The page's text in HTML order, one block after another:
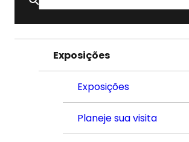
por:
Exposições
Exposições
Planeje sua visita